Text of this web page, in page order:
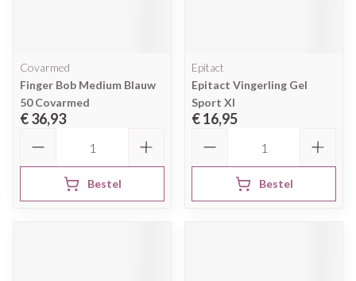
Covarmed
Finger Bob Medium Blauw
50 Covarmed
€ 36,93
Bestel
Epitact
Epitact Vingerling Gel
Sport Xl
€ 16,95
Bestel